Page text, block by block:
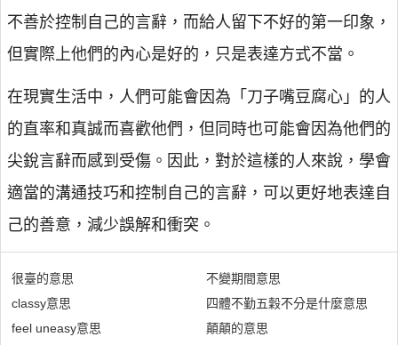
不善於控制自己的言辭，而給人留下不好的第一印象，
但實際上他們的內心是好的，只是表達方式不當。
在現實生活中，人們可能會因為「刀子嘴豆腐心」的人
的直率和真誠而喜歡他們，但同時也可能會因為他們的
尖銳言辭而感到受傷。因此，對於這樣的人來說，學會
適當的溝通技巧和控制自己的言辭，可以更好地表達自
己的善意，減少誤解和衝突。
很臺的意思
classy意思
feel uneasy意思
不變期間意思
四體不勤五穀不分是什麼意思
顛顛的意思